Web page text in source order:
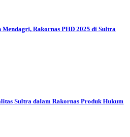
Mendagri, Rakornas PHD 2025 di Sultra
Sultra dalam Rakornas Produk Hukum